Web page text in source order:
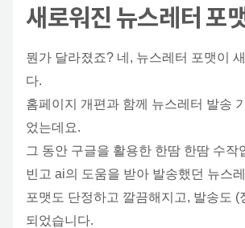
새로워진 뉴스레터 포
뭔가 달라졌죠? 네, 뉴스레터 포맷이
다.
홈페이지 개편과 함께 뉴스레터 발송
었는데요.
그 동안 구글을 활용한 한땀 한땀 수작
빈고 ai의 도움을 받아 발송했던 뉴스
포맷도 단정하고 깔끔해지고, 발송도 (
되었습니다.